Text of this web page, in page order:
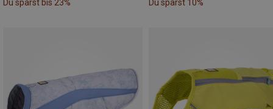
Du sparst bis 23% Du sparst 10%